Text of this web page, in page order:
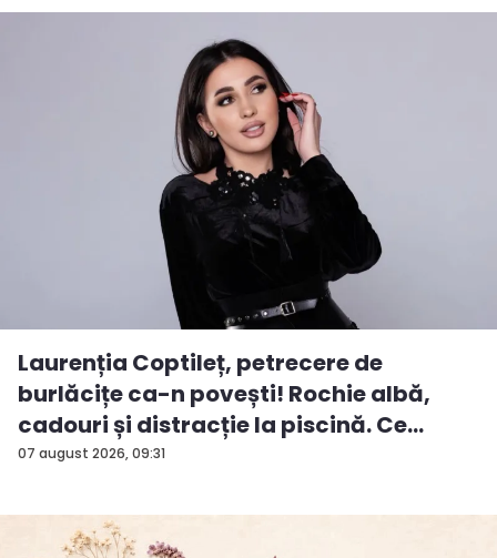
07 august 2026, 09:31
Laurenția Coptileț, petrecere de
burlăcițe ca-n povești! Rochie albă,
cadouri și distracție la piscină. Ce
surp...